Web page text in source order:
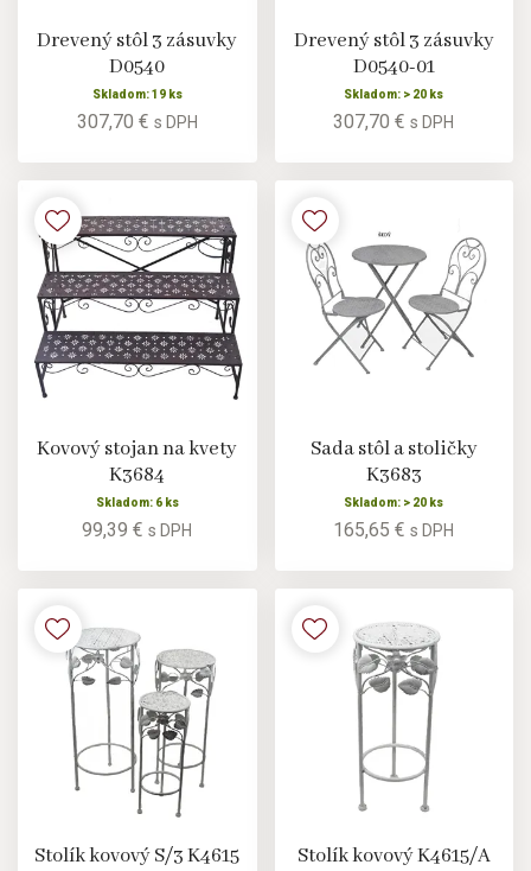
Drevený stôl 3 zásuvky
D0540
Skladom: 19 ks
307,70 € s DPH
Drevený stôl 3 zásuvky
D0540-01
Skladom: > 20 ks
307,70 €s DPH
Kovový stojan na kvety
K3684
Skladom: 6 ks
99,39 €s DPH
Sada stôl a stoličky
K3683
Skladom: > 20 ks
165,65 €s DPH
Stolík kovový S/3 K4615 Stolík kovový K4615/A